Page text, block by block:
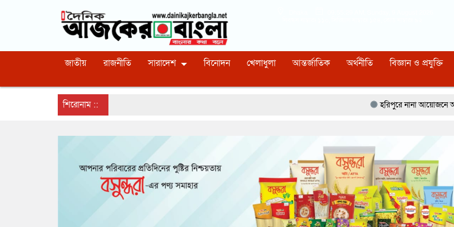
জাতীয় রাজনীতি সারাদেশ বিনোদন খেলাধুলা আন্তর্জাতিক অর্থনীতি বিজ্ঞান ও প্রযুক্তি
শিরোনাম :: হরিপুরে নানা আয়োজনে আন্তর্জাতিক